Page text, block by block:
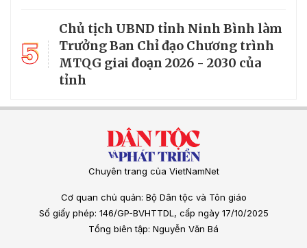
5
Chủ tịch UBND tỉnh Ninh Bình làm
Trưởng Ban Chỉ đạo Chương trình
MTQG giai đoạn 2026 - 2030 của
tỉnh
Chuyên trang của VietNamNet
Cơ quan chủ quản: Bộ Dân tộc và Tôn giáo
Số giấy phép: 146/GP-BVHTTDL, cấp ngày 17/10/2025
Tổng biên tập: Nguyễn Văn Bá